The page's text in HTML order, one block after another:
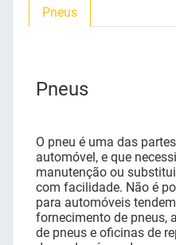
Pneus
Pneus
O pneu é uma das
automóvel, e que
manutenção ou
com facilidade. Não é
para automóveis
fornecimento de pneus,
de pneus e oficinas de